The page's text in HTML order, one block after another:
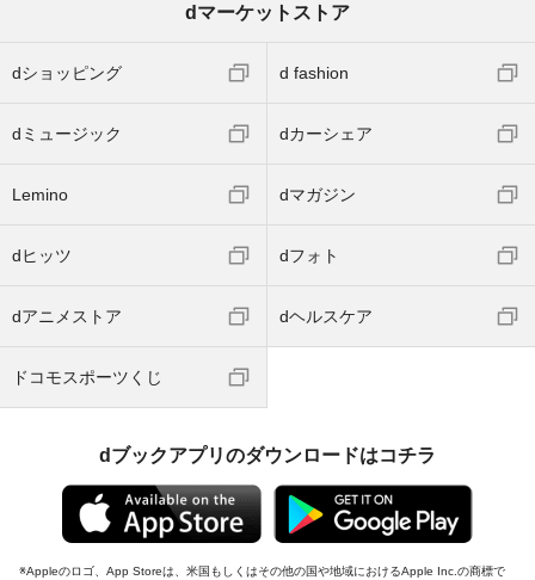
dマーケットストア
dショッピング d fashion
dミュージック dカーシェア
Lemino dマガジン
dヒッツ dフォト
dアニメストア dヘルスケア
ドコモスポーツくじ
dブックアプリのダウンロードはコチラ
Appleのロゴ、App Storeは、米国もしくはその他の国や地域におけるApple Inc.の商標で